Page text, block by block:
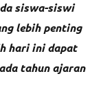
siswa-siswi
lebih penting
hari ini dapat
tahun ajaran